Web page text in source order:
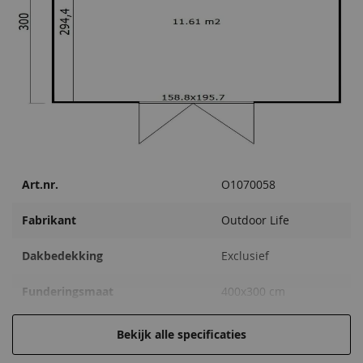
Ventilatieroosters
Art.nr. O1070058
Fabrikant Outdoor Life
Dakbedekking Exclusief
Funderingsmaat 400x300 cm
Behandeling Materiaal Onbehandeld
Bekijk alle specificaties